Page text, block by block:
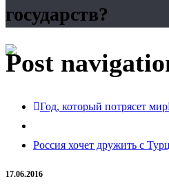
государств?
Post
Год, который потрясет мир
Россия хочет дружить с
17.06.2016